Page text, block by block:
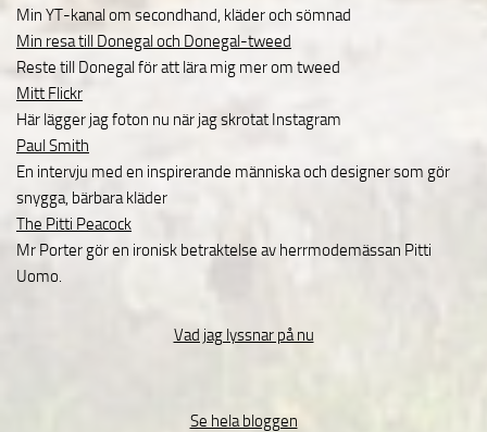
Min YT-kanal om secondhand, kläder och sömnad
Min resa till Donegal och Donegal-tweed
Reste till Donegal för att lära mig mer om tweed
Mitt Flickr
Här lägger jag foton nu när jag skrotat Instagram
Paul Smith
En intervju med en inspirerande människa och designer som gör
snygga, bärbara kläder
The Pitti Peacock
Mr Porter gör en ironisk betraktelse av herrmodemässan Pitti
Uomo.
Vad jag lyssnar på nu
Se hela bloggen